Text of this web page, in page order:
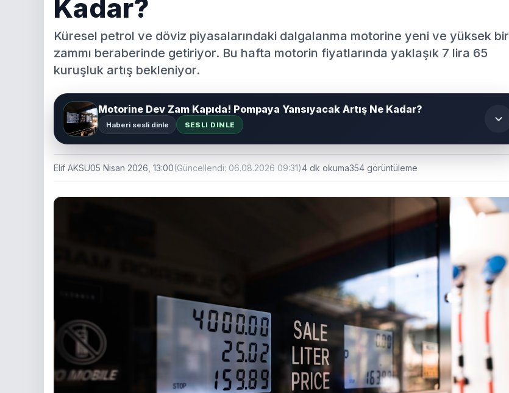
Kadar?
Küresel petrol ve döviz piyasalarındaki dalgalanma motorine yeni ve yüksek bir
zammı beraberinde getiriyor. Bu hafta motorin fiyatlarında yaklaşık 7 lira 65
kuruşluk artış bekleniyor.
Motorine Dev Zam Kapıda! Pompaya Yansıyacak Artış Ne Kadar?
Haberi sesli dinle SESLI DINLE
Elif AKSU05 Nisan 2026, 13:00(Güncellendi: 06.08.2026 09:31)4 dk okuma354 görüntüleme